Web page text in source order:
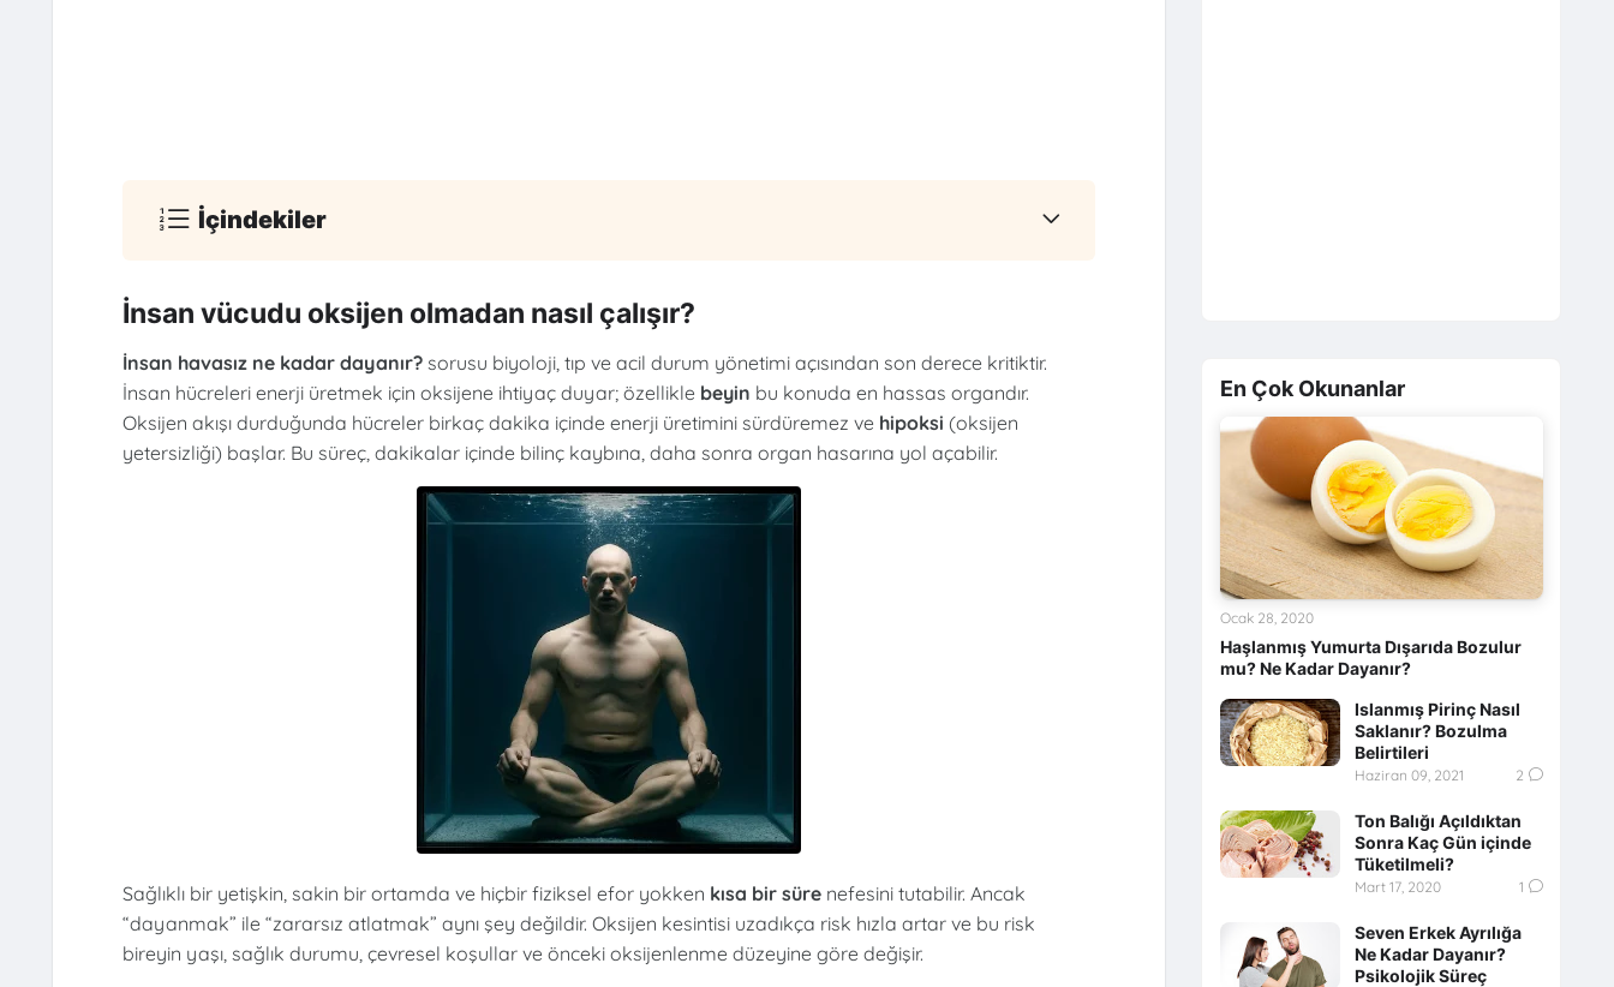
İçindekiler
İnsan vücudu oksijen olmadan nasıl çalışır?
İnsan havasız ne kadar dayanır?sorusu biyoloji, tıp ve acil durum yönetimi açısından son derece kritiktir.
İnsan hücreleri enerji üretmek için oksijene ihtiyaç duyar; özellikle beyin bu konuda en hassas organdır.
Oksijen akışı durduğunda hücreler birkaç dakika içinde enerji üretimini sürdüremez ve hipoksi (oksijen
yetersizliği) başlar. Bu süreç, dakikalar içinde bilinç kaybına, daha sonra organ hasarına yol açabilir.
Sağlıklı bir yetişkin, sakin bir ortamda ve hiçbir fiziksel efor yokken kısa bir sürenefesini tutabilir. Ancak
“dayanmak” ile “zararsız atlatmak” aynı şey değildir. Oksijen kesintisi uzadıkça risk hızla artar ve bu risk
bireyin yaşı, sağlık durumu, çevresel koşullar ve önceki oksijenlenme düzeyine göre değişir.
En Çok Okunanlar
Haşlanmış Yumurta Dışarıda Bozulur
mu? Ne Kadar Dayanır?
Ocak 28, 2020
Islanmış Pirinç Nasıl
Saklanır? Bozulma
Belirtileri
Haziran 09, 2021 2
Ton Balığı Açıldıktan
Sonra Kaç Gün içinde
Tüketilmeli?
Mart 17, 2020 1
Seven Erkek Ayrılığa
Ne Kadar Dayanır?
Psikolojik Süreç